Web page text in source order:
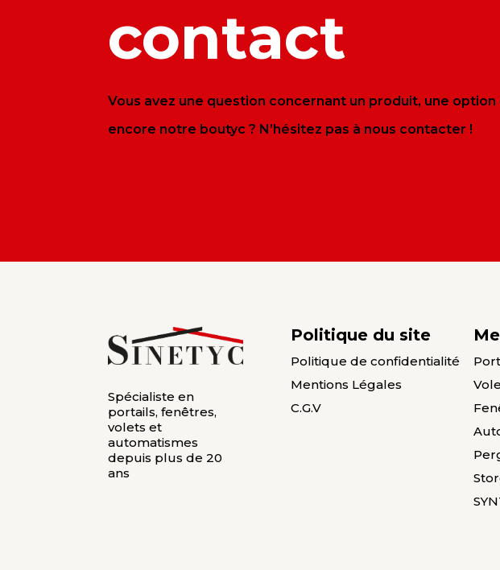
contact
Vous avez une question concernant un produit, une option
encore notre boutyc ? N’hésitez pas à nous contacter !
Spécialiste en
portails, fenêtres,
volets et
automatismes
depuis plus de 20
ans
Politique du site
Politique de confidentialité
Mentions Légales
C.G.V